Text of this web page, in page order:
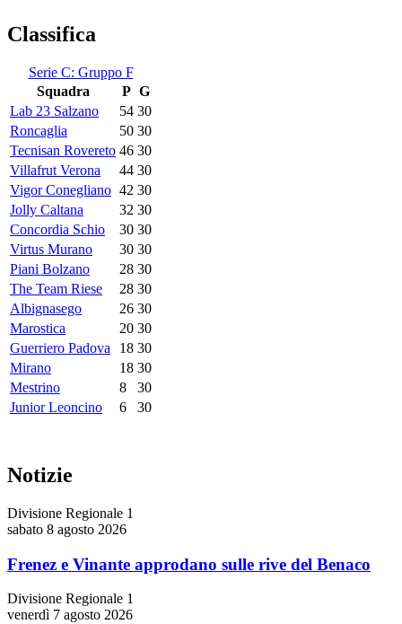
Classifica
Serie C: Gruppo F
Squadra
P G
Lab 23 Salzano
54 30
Roncaglia
50 30
Tecnisan Rovereto 46 30
Villafrut Verona
44 30
Vigor Conegliano 42 30
Jolly Caltana
32 30
Concordia Schio
30 30
Virtus Murano
30 30
Piani Bolzano
28 30
The Team Riese
28 30
Albignasego
26 30
Marostica
20 30
Guerriero Padova
18 30
Mirano
18 30
Mestrino
8
30
Junior Leoncino
6 30
Notizie
Divisione Regionale 1
sabato 8 agosto 2026
Frenez e Vinante approdano sulle rive del Benaco
Divisione Regionale 1
venerdì 7 agosto 2026